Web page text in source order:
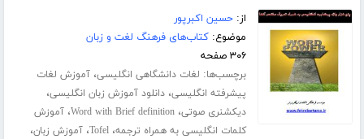
از:حسین اکبرپور
موضوع:کتاب‌های فرهنگ لغت و زبان
۳۰۶ صفحه
برچسب‌ها: لغات دانشگاهی انگلیسی،آموزش لغات
پیشرفته انگلیسی،دانلود آموزش زبان انگلیسی،
دیکشنری صوتی،Word with Brief definition،آموزش
کلمات انگلیسی به همراه ترجمه،Tofel،آموزش زبان،